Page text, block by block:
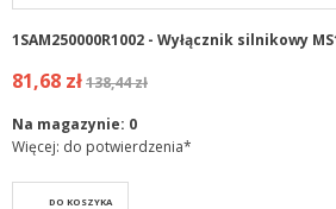
1SAM250000R1002 - Wyłącznik silnikowy
81,68 zł138,44 zł
Na magazynie: 0
Więcej: do potwierdzenia*
DO KOSZYKA